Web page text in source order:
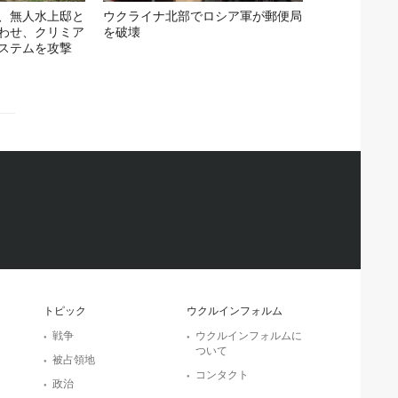
無人水上邸と
せ、クリミア
テムを攻撃
ウクライナ北部でロシア軍が郵便局
を破壊
トピック
戦争
被占領地
政治
ウクルインフォルム
ウクルインフォルムに
ついて
コンタクト